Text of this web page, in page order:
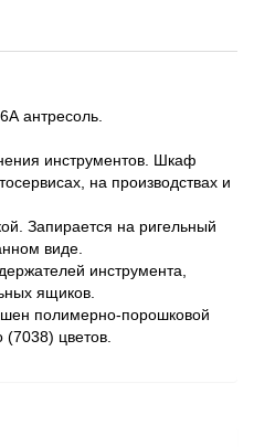
антресоль.
инструментов. Шкаф
на производствах и
Запирается на ригельный
виде.
инструмента,
ящиков.
полимерно-порошковой
(7038) цветов.